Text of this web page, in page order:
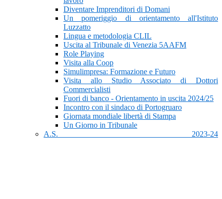
Diventare Imprenditori di Domani
Un pomeriggio di orientamento all'Istituto
Luzzatto
Lingua e metodologia CLIL
Uscita al Tribunale di Venezia 5AAFM
Role Playing
Visita alla Coop
Simulimpresa: Formazione e Futuro
Visita allo Studio Associato di Dottori
Commercialisti
Fuori di banco - Orientamento in uscita 2024/25
Incontro con il sindaco di Portogruaro
Giornata mondiale libertà di Stampa
Un Giorno in Tribunale
A.S. 2023-24